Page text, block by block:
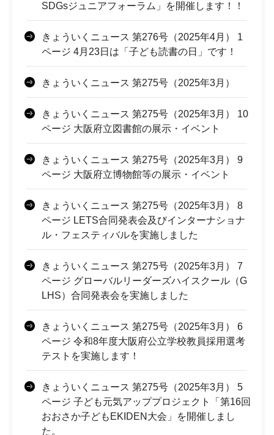
SDGsジュニアフォーラム」を開催します！！
きょういくニュース 第276号（2025年4月） 1
ページ 4月23日は「子ども読書の日」です！
きょういくニュース 第275号（2025年3月）
きょういくニュース 第275号（2025年3月） 10
ページ 大阪府立図書館の展示・イベント
きょういくニュース 第275号（2025年3月） 9
ページ 大阪府立博物館等の展示・イベント
きょういくニュース 第275号（2025年3月） 8
ページ LETS合同発表会及びインターナショナ
ル・フェスティバルを実施しました
きょういくニュース 第275号（2025年3月） 7
ページ グローバルリーダーズハイスクール（G
LHS）合同発表会を実施しました
きょういくニュース 第275号（2025年3月） 6
ページ 令和8年度大阪府公立学校教員採用選考
テストを実施します！
きょういくニュース 第275号（2025年3月） 5
ページ 子ども元気アッププロジェクト「第16回
おおさか子どもEKIDEN大会」を開催しまし
た。